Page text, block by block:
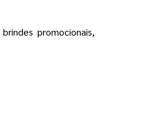
promocionais,